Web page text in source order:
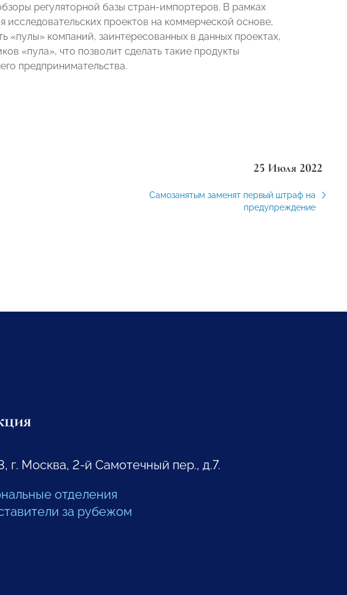
регуляторной базы стран-импортеров. В рамках
проектов на коммерческой основе,
«пулы» компаний, заинтересованных в данных проектах,
«пула», что позволит сделать такие продукты
предпринимательства.
25 Июля 2022
Самозанятым заменят первый штраф на
предупреждение
г. Москва, 2-й Самотечный пер., д.7.
отделения
за рубежом